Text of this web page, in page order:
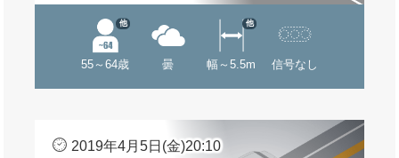
55～64歳
他
曇 幅～5.5m
他
信号なし
2019年4月5日(金)20:10